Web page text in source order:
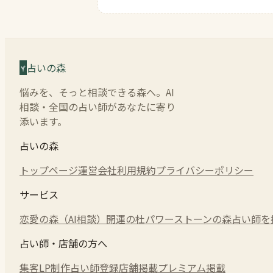
占いの森
悩みを、そっと相談できる森へ。AI
相談・全国の占い師があなたに寄り
添います。
占いの森
トップページ運営会社利用規約プライバシーポリシー
サービス
恋愛の森（AI相談） 開運の杜パワーストーンの森占い師
占い師・店舗の方へ
集客LP制作占い師登録店舗掲載プレミアム掲載